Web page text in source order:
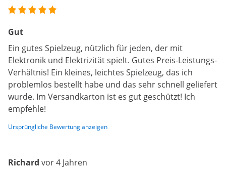
Gut
Ein gutes Spielzeug, nützlich für jeden, der mit
Elektronik und Elektrizität spielt. Gutes Preis-Leistungs-
Verhältnis! Ein kleines, leichtes Spielzeug, das ich
problemlos bestellt habe und das sehr schnell geliefert
wurde. Im Versandkarton ist es gut geschützt! Ich
empfehle!
Ursprüngliche Bewertung anzeigen
Richard vor 4 Jahren